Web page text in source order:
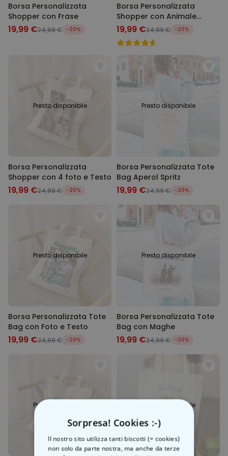
Borsa Personalizzata
Shopper con Frase
19,99 €24,99 € -20%
Borsa Personalizzata
Shopper con Animale
Domestico in stile Fumetto
19,99 €24,99 € -20%
Presto disponibile
Borsa Personalizzata
Shopper con 4 foto e Testo
19,99 €24,99 € -20%
Presto disponibile
Borsa Personalizzata Tote
Bag Aperol Spritz
19,99 €24,99 € -20%
Presto disponibile
Borsa Personalizzata Tote
Bag con Foto e Testo
19,99 €24,99 € -20%
Presto disponibile
Borsa Personalizzata Tote
Bag con Maghe
19,99 €24,99 € -20%
Presto disponibile Presto disponibile
Sorpresa! Cookies :-)
Il nostro sito utilizza tanti biscotti (= cookies)
non solo da parte nostra, ma anche da terze